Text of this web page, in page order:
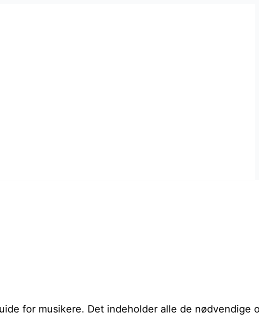
for musikere. Det indeholder alle de